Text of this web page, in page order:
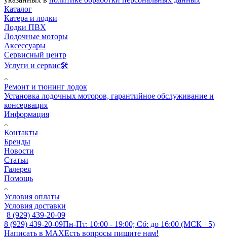
Каталог
Катера и лодки
Лодки ПВХ
Лодочные моторы
Аксессуары
Сервисный центр
Услуги и сервис🛠️
Ремонт и тюнинг лодок
Установка лодочных моторов, гарантийное обслуживание и
консервация
Информация
Контакты
Бренды
Новости
Статьи
Галерея
Помощь
Условия оплаты
Условия доставки
8 (929) 439-20-09
8 (929) 439-20-09Пн-Пт: 10:00 - 19:00; Сб: до 16:00 (МСК +5)
Написать в MAXЕсть вопросы пишите нам!